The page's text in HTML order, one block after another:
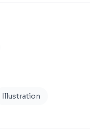
Illustration